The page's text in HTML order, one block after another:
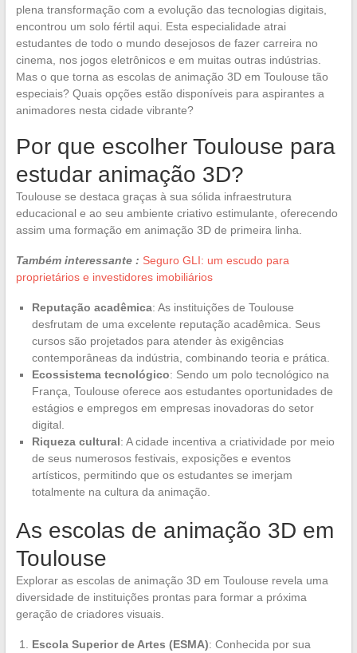
plena transformação com a evolução das tecnologias digitais,
encontrou um solo fértil aqui. Esta especialidade atrai
estudantes de todo o mundo desejosos de fazer carreira no
cinema, nos jogos eletrônicos e em muitas outras indústrias.
Mas o que torna as escolas de animação 3D em Toulouse tão
especiais? Quais opções estão disponíveis para aspirantes a
animadores nesta cidade vibrante?
Por que escolher Toulouse para
estudar animação 3D?
Toulouse se destaca graças à sua sólida infraestrutura
educacional e ao seu ambiente criativo estimulante, oferecendo
assim uma formação em animação 3D de primeira linha.
Também interessante : Seguro GLI: um escudo para
proprietários e investidores imobiliários
Reputação acadêmica: As instituições de Toulouse
desfrutam de uma excelente reputação acadêmica. Seus
cursos são projetados para atender às exigências
contemporâneas da indústria, combinando teoria e prática.
Ecossistema tecnológico: Sendo um polo tecnológico na
França, Toulouse oferece aos estudantes oportunidades de
estágios e empregos em empresas inovadoras do setor
digital.
Riqueza cultural: A cidade incentiva a criatividade por meio
de seus numerosos festivais, exposições e eventos
artísticos, permitindo que os estudantes se imerjam
totalmente na cultura da animação.
As escolas de animação 3D em
Toulouse
Explorar as escolas de animação 3D em Toulouse revela uma
diversidade de instituições prontas para formar a próxima
geração de criadores visuais.
Escola Superior de Artes (ESMA): Conhecida por sua